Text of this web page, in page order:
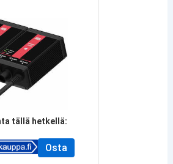
tällä hetkellä:
Osta